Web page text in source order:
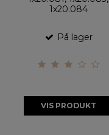
1x20.084
På lager
VIS PRODUKT